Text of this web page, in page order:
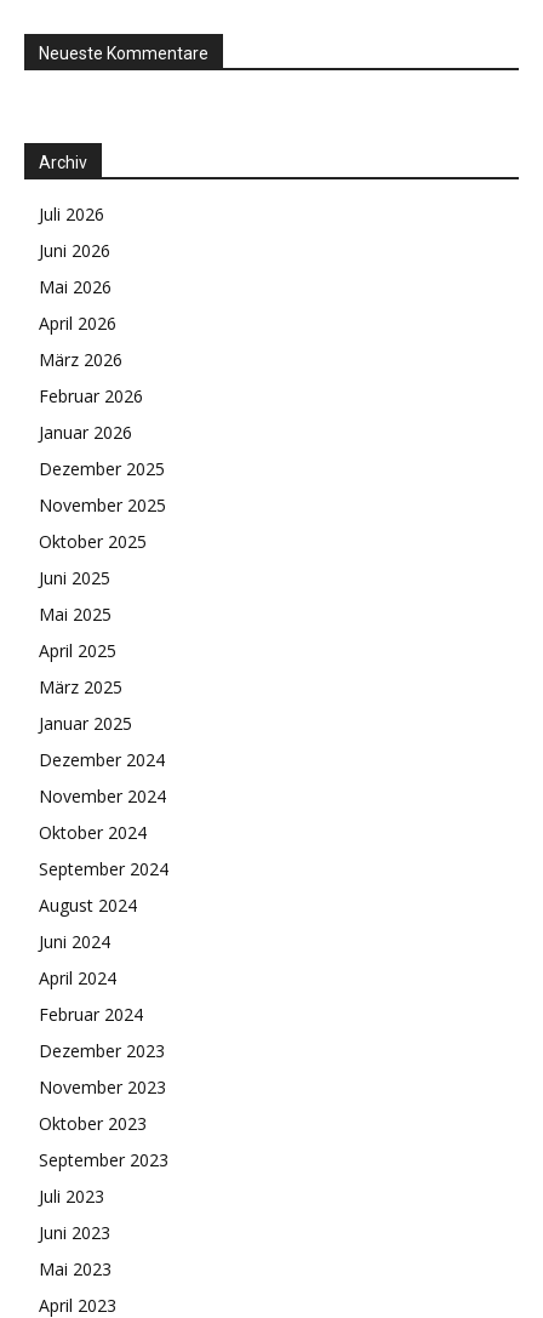
Neueste Kommentare
Archiv
Juli 2026
Juni 2026
Mai 2026
April 2026
März 2026
Februar 2026
Januar 2026
Dezember 2025
November 2025
Oktober 2025
Juni 2025
Mai 2025
April 2025
März 2025
Januar 2025
Dezember 2024
November 2024
Oktober 2024
September 2024
August 2024
Juni 2024
April 2024
Februar 2024
Dezember 2023
November 2023
Oktober 2023
September 2023
Juli 2023
Juni 2023
Mai 2023
April 2023